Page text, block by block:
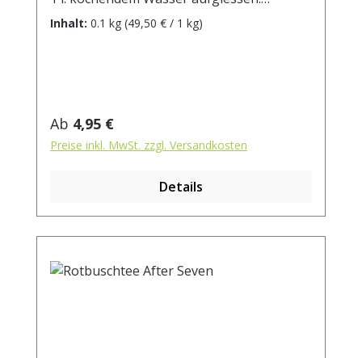
Ziehzeit: ca.5 min.
Inhalt: 0.1 kg (49,50 € / 1 kg)
Regulärer Preis:
Ab 4,95 €
Preise inkl. MwSt. zzgl. Versandkosten
Details